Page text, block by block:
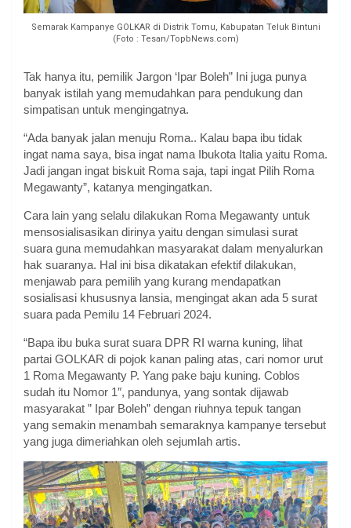
Semarak Kampanye GOLKAR di Distrik Tomu, Kabupatan Teluk Bintuni
(Foto : Tesan/TopbNews.com)
Tak hanya itu, pemilik Jargon ‘Ipar Boleh” Ini juga punya
banyak istilah yang memudahkan para pendukung dan
simpatisan untuk mengingatnya.
“Ada banyak jalan menuju Roma.. Kalau bapa ibu tidak
ingat nama saya, bisa ingat nama Ibukota Italia yaitu Roma.
Jadi jangan ingat biskuit Roma saja, tapi ingat Pilih Roma
Megawanty”, katanya mengingatkan.
Cara lain yang selalu dilakukan Roma Megawanty untuk
mensosialisasikan dirinya yaitu dengan simulasi surat
suara guna memudahkan masyarakat dalam menyalurkan
hak suaranya. Hal ini bisa dikatakan efektif dilakukan,
menjawab para pemilih yang kurang mendapatkan
sosialisasi khususnya lansia, mengingat akan ada 5 surat
suara pada Pemilu 14 Februari 2024.
“Bapa ibu buka surat suara DPR RI warna kuning, lihat
partai GOLKAR di pojok kanan paling atas, cari nomor urut
1 Roma Megawanty P. Yang pake baju kuning. Coblos
sudah itu Nomor 1″, pandunya, yang sontak dijawab
masyarakat ” Ipar Boleh” dengan riuhnya tepuk tangan
yang semakin menambah semaraknya kampanye tersebut
yang juga dimeriahkan oleh sejumlah artis.